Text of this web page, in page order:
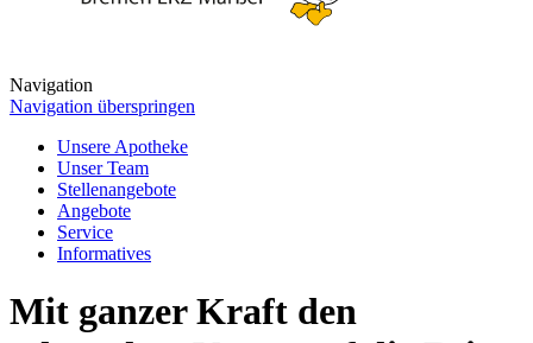
Navigation
Navigation überspringen
Unsere Apotheke
Unser Team
Stellenangebote
Angebote
Service
Informatives
Mit ganzer Kraft den